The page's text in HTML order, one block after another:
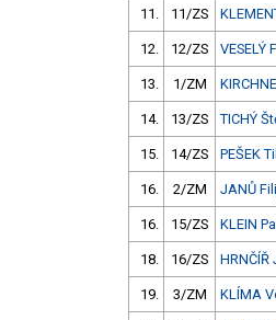
11. 11/ZS
12. 12/ZS VESELÝ
13. 1/ZM
14. 13/ZS TICHÝ
15. 14/ZS PEŠEK
16. 2/ZM JANŮ
16. 15/ZS KLEIN
18. 16/ZS HRNČÍŘ
19. 3/ZM KLÍMA